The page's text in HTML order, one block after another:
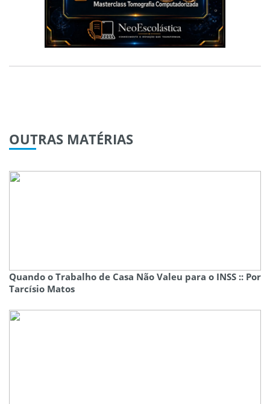
OUTRAS MATÉRIAS
Quando o Trabalho de Casa Não Valeu para o INSS :: Por
Tarcísio Matos